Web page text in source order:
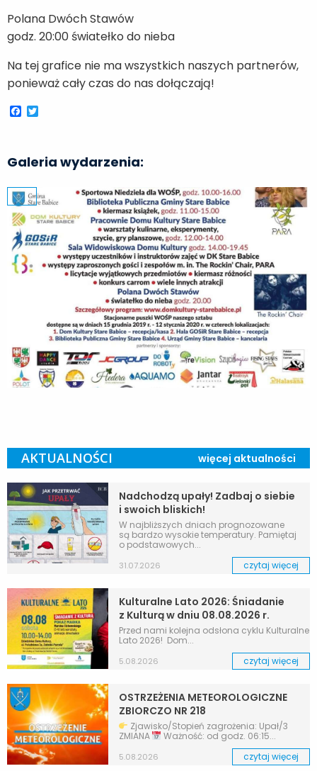
Polana Dwóch Stawów
godz. 20:00 światełko do nieba
Na tej grafice nie ma wszystkich naszych partnerów,
ponieważ cały czas do nas dołączają!
Facebook
Galeria wydarzenia:
AKTUALNOŚCI więcej aktualności
Nadchodzą upały! Zadbaj o siebie
i swoich bliskich!
W najbliższych dniach prognozowane
są bardzo wysokie temperatury. Pamiętaj
o podstawowych...
31.07.2026 czytaj więcej
Kulturalne Lato 2026: Śniadanie
z Kulturą w dniu 08.08.2026 r.
Przed nami kolejna odsłona cyklu Kulturalne
Lato 2026! Dom...
5.08.2026 czytaj więcej
OSTRZEŻENIA METEOROLOGICZNE
ZBIORCZO NR 218
Zjawisko/Stopień zagrożenia: Upał/3
ZMIANA
Ważność: od godz. 06:15...
5.08.2026 czytaj więcej